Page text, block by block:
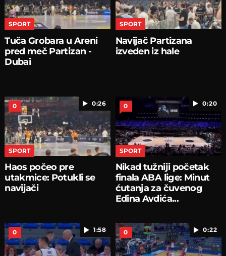
SPORT
Tuča Grobara u Areni
pred meč Partizan -
Dubai
SPORT
Navijač Partizana
izveden iz hale
0:26
0
SPORT
Haos počeo pre
utakmice: Potukli se
navijači
0:20
0
SPORT
Nikad tužniji početak
finala ABA lige: Minut
ćutanja za čuvenog
Edina Avdića...
1:58
0 0:22
0